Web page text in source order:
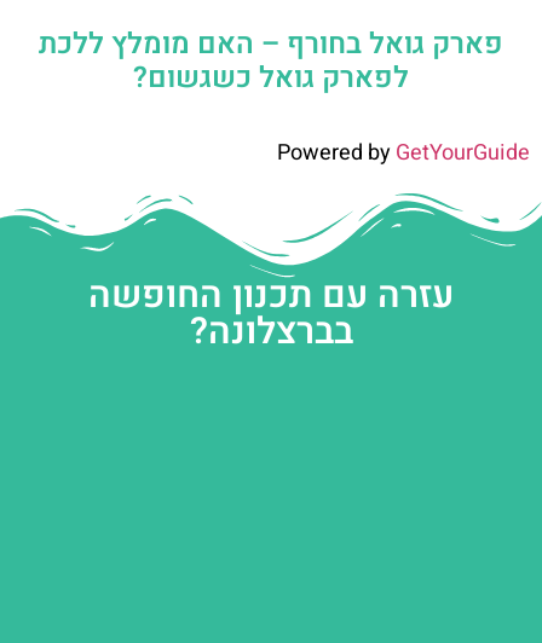
פארק גואל בחורף – האם מומלץ ללכת
לפארק גואל כשגשום?
Powered byGetYourGuide
עזרה עם תכנון החופשה
בברצלונה?